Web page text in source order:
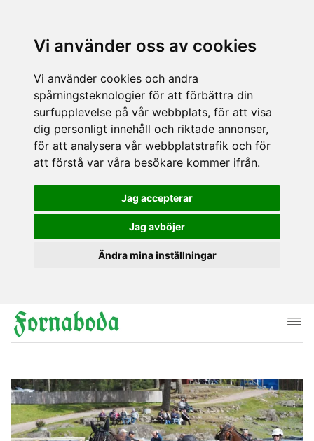
Vi använder oss av cookies
Vi använder cookies och andra
spårningsteknologier för att förbättra din
surfupplevelse på vår webbplats, för att visa
dig personligt innehåll och riktade annonser,
för att analysera vår webbplatstrafik och för
att förstå var våra besökare kommer ifrån.
Jag accepterar
Jag avböjer
Ändra mina inställningar